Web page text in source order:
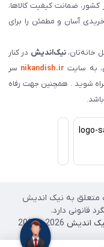
ضمانت کیفیت کالاها،
آسان و مطمئن را برای
خانه‌تان،نیک‌اندیش در کنار
به سایت nikandish.ir سر
شوید . همچنین جهت رفاه
متعلق به نیک اندیش
قانونی دارد.
اندیش 2026 - 2025